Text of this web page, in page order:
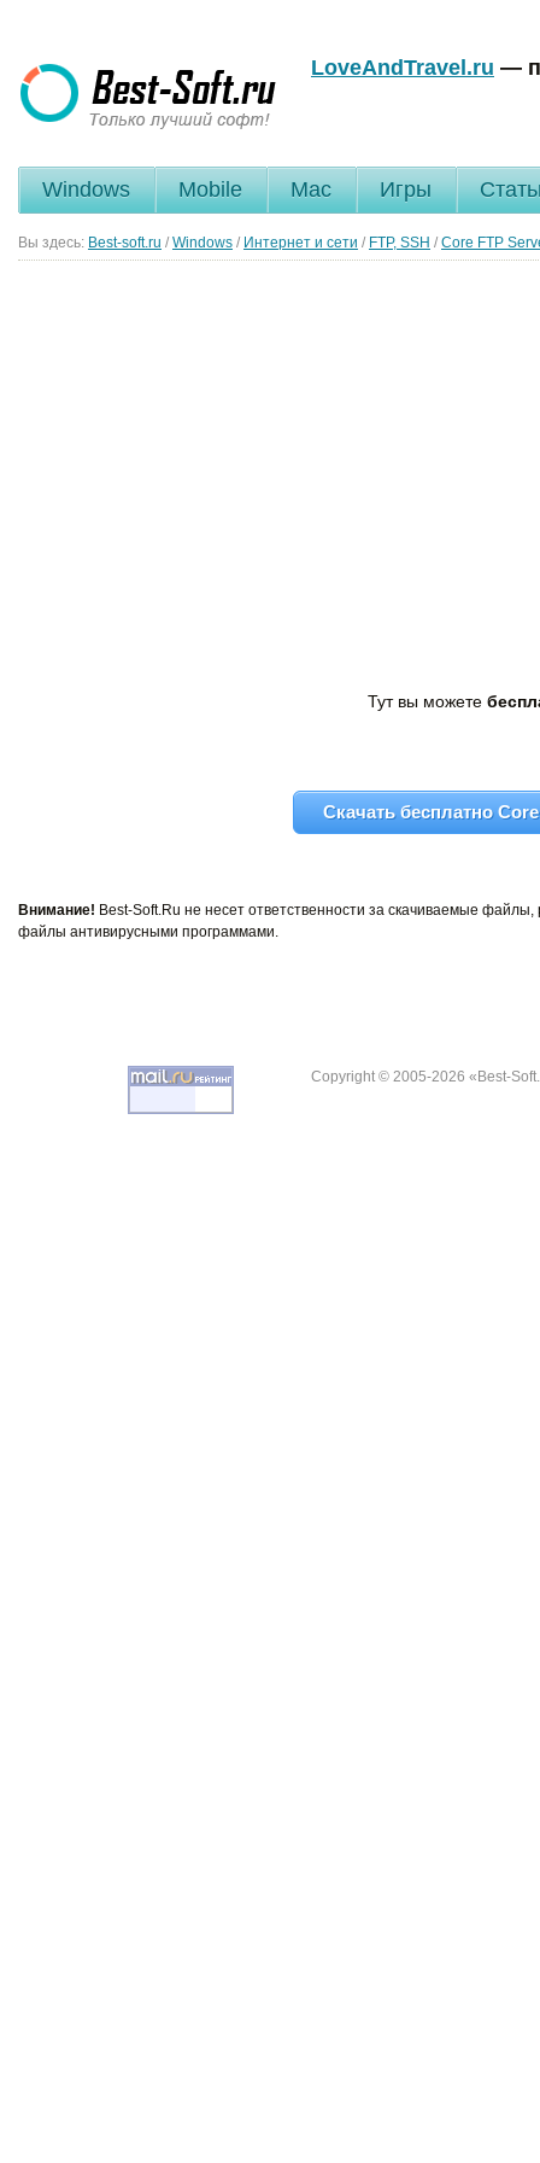
LoveAndTravel.ru —
Windows Mobile Mac Игры
Вы здесь: Best-soft.ru / Windows / Интернет и сети / FTP, SSH / Core FTP
Тут вы можете
Скачать бесплатно
Внимание! Best-Soft.Ru не несет ответственности за скачиваемые
файлы антивирусными программами.
Copyright © 2005-2026 «Best-